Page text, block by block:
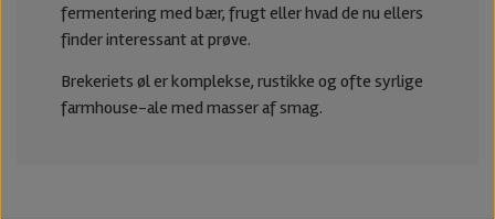
fermentering med bær, frugt eller hvad de nu ellers
finder interessant at prøve.
Brekeriets øl er komplekse, rustikke og ofte syrlige
farmhouse-ale med masser af smag.